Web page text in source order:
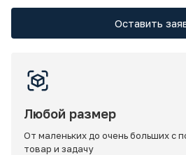
Оставить
Любой размер
От маленьких до очень больших с
товар и задачу